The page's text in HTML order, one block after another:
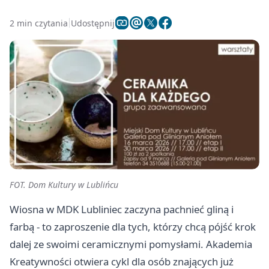
2 min czytania Udostępnij
FOT. Dom Kultury w Lublińcu
Wiosna w MDK Lubliniec zaczyna pachnieć gliną i
farbą - to zaproszenie dla tych, którzy chcą pójść krok
dalej ze swoimi ceramicznymi pomysłami. Akademia
Kreatywności otwiera cykl dla osób znających już